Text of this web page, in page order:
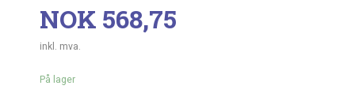
Pris
NOK 568,75
inkl. mva.
På lager